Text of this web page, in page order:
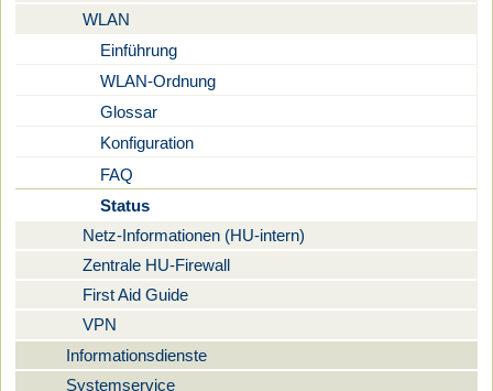
WLAN
Einführung
WLAN-Ordnung
Glossar
Konfiguration
FAQ
Status
Netz-Informationen (HU-intern)
Zentrale HU-Firewall
First Aid Guide
VPN
Informationsdienste
Systemservice